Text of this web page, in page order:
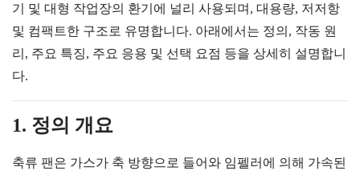
기 및 대형 작업장의 환기에 널리 사용되며, 대용량, 저저항
및 컴팩트한 구조로 유명합니다. 아래에서는 정의, 작동 원
리, 주요 특징, 주요 응용 및 선택 요점 등을 상세히 설명합니
다.
1. 정의 개요
축류 팬은 가스가 축 방향으로 들어와 임펠러에 의해 가속된